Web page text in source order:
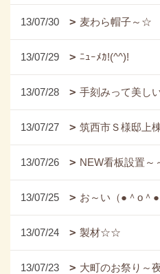
13/07/30 麦わら帽子～☆
13/07/29 ﾆｭｰﾒｶ!(^^)!
13/07/28 手刻みって美し
13/07/27 筑西市Ｓ様邸上
13/07/26 NEW看板設置
13/07/25 お～い（●＾o＾●
13/07/24 製材☆☆
13/07/23 大町のお祭り～